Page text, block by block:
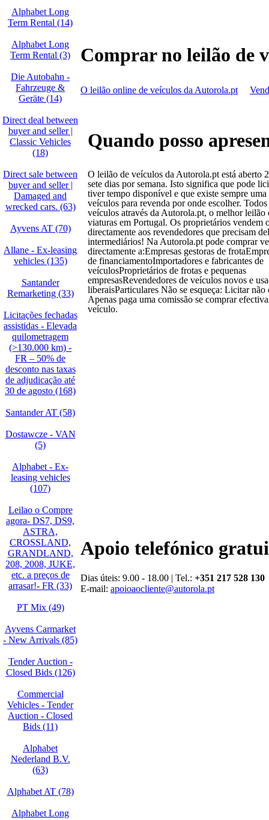
Alphabet Long
Term Rental (14)
Alphabet Long
Term Rental (3)
Die Autobahn -
Fahrzeuge &
Geräte (14)
Direct deal between
buyer and seller |
Classic Vehicles
(18)
Direct sale between
buyer and seller |
Damaged and
wrecked cars. (63)
Ayvens AT (70)
Allane - Ex-leasing
vehicles (135)
Santander
Remarketing (33)
Licitações fechadas
assistidas - Elevada
quilometragem
(>130.000 km) -
FR – 50% de
desconto nas taxas
de adjudicação até
30 de agosto (168)
Santander AT (58)
Dostawcze - VAN
(5)
Alphabet - Ex-
leasing vehicles
(107)
Leilao o Compre
agora- DS7, DS9,
ASTRA,
CROSSLAND,
GRANDLAND,
208, 2008, JUKE,
etc. a preços de
arrasar!- FR (33)
PT Mix (49)
Ayvens Carmarket
- New Arrivals (85)
Tender Auction -
Closed Bids (126)
Commercial
Vehicles - Tender
Auction - Closed
Bids (11)
Alphabet
Nederland B.V.
(63)
Alphabet AT (78)
Alphabet Long
Comprar no leilão de
O leilão online de veículos da Autorola.pt
Quando posso
O leilão de veículos da Autorola.pt está aberto
sete dias por semana. Isto significa que pode
tiver tempo disponível e que existe sempre uma
veículos para revenda por onde escolher.
veículos através da Autorola.pt, o melhor leilão
viaturas em Portugal. Os proprietários vendem
directamente aos revendedores que precisam
intermediários! Na Autorola.pt pode comprar
directamente a:Empresas gestoras de
de financiamentoImportadores e fabricantes de
veículosProprietários de frotas e pequenas
empresasRevendedores de veículos novos e
liberaisParticulares Não se esqueça: Licitar não
Apenas paga uma comissão se comprar
veículo.
Apoio telefónico
Dias úteis: 9.00 - 18.00 | Tel.: +351 217 528 130
E-mail: apoioaocliente@autorola.pt